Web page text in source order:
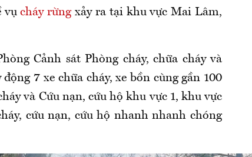
vụcháy rừngxảy ra tại khu vực Mai Lâm,
Cảnh sát Phòng cháy, chữa cháy và
7 xe chữa cháy, xe bồn cùng gần 100
và Cứu nạn, cứu hộ khu vực 1, khu vực
cứu nạn, cứu hộ nhanh nhanh chóng